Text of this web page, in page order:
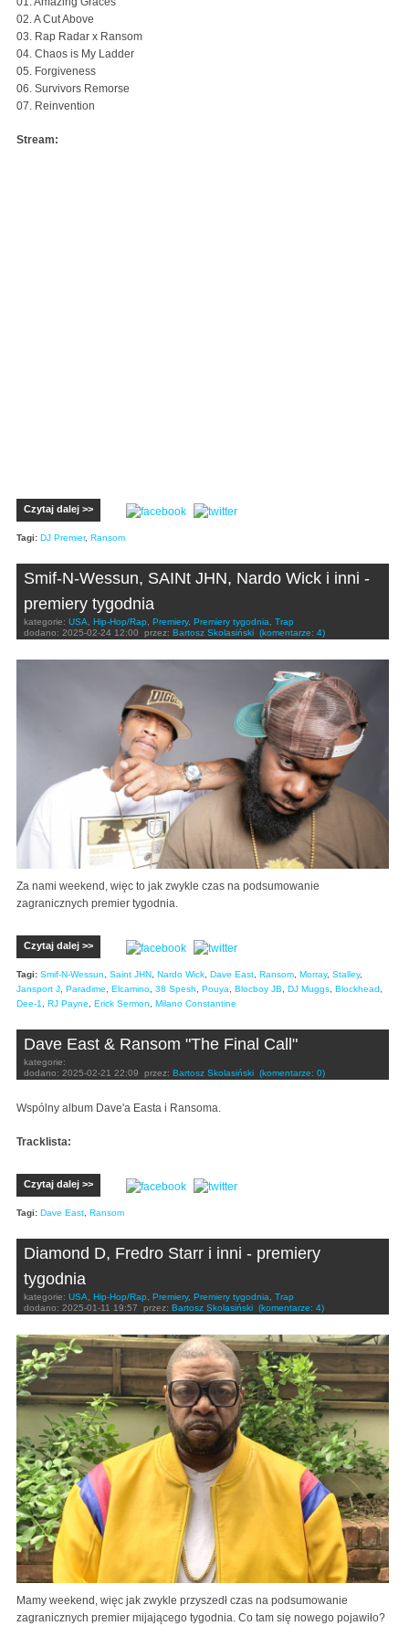
02. A Cut Above
03. Rap Radar x Ransom
04. Chaos is My Ladder
05. Forgiveness
06. Survivors Remorse
07. Reinvention
Stream:
Czytaj dalej >>
Tagi: DJ Premier, Ransom
Smif-N-Wessun, SAINt JHN, Nardo Wick i inni -
premiery tygodnia
kategorie: USA Hip-Hop/Rap Premiery, Premiery tygodnia
Trap
dodano: 2025-02-24 12:00 przez: Bartosz Skolasiński (komentarze: 4)
Za nami weekend, więc to jak zwykle czas na podsumowanie
zagranicznych premier tygodnia.
Czytaj dalej >>
Tagi: Smif-N-Wessun, Saint JHN, Nardo Wick, Dave East, Ransom, Morray, Stalley,
Jansport J, Paradime, Elcamino, 38 Spesh, Pouya, Blocboy JB, DJ Muggs, Blockhead,
Dee-1, RJ Payne, Erick Sermon, Milano Constantine
Dave East & Ransom "The Final Call"
kategorie:
dodano: 2025-02-21 22:09 przez: Bartosz Skolasiński (komentarze: 0)
Wspólny album Dave'a Easta i Ransoma.
Tracklista:
Czytaj dalej >>
Tagi: Dave East, Ransom
Diamond D, Fredro Starr i inni - premiery
tygodnia
kategorie: USA, Hip-Hop/Rap, Premiery, Premiery tygodnia, Trap
dodano: 2025-01-11 19:57 przez: Bartosz Skolasiński (komentarze: 4)
Mamy weekend, więc jak zwykle przyszedł czas na podsumowanie
zagranicznych premier mijającego tygodnia. Co tam się nowego pojawiło?